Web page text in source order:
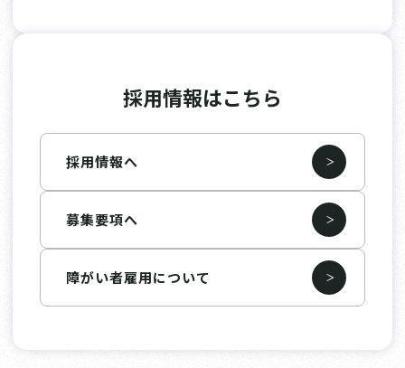
採用情報はこちら
採用情報へ
募集要項へ
障がい者雇用について